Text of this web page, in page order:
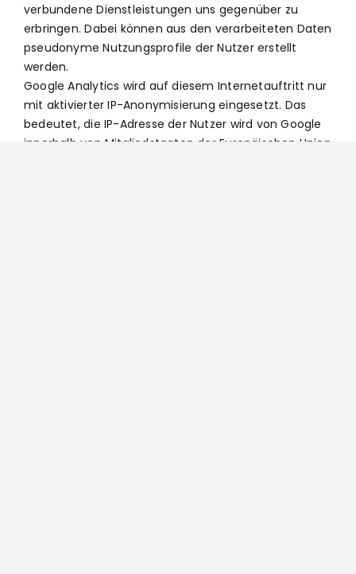
verbundene Dienstleistungen uns gegenüber zu
erbringen. Dabei können aus den verarbeiteten Daten
pseudonyme Nutzungsprofile der Nutzer erstellt
werden.
Google Analytics wird auf diesem Internetauftritt nur
mit aktivierter IP-Anonymisierung eingesetzt. Das
bedeutet, die IP-Adresse der Nutzer wird von Google
innerhalb von Mitgliedstaaten der Europäischen Union